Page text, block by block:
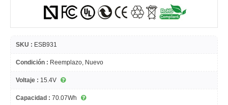
SKU : ESB931
Condición : Reemplazo, Nuevo
Voltaje : 15.4V
Capacidad : 70.07Wh